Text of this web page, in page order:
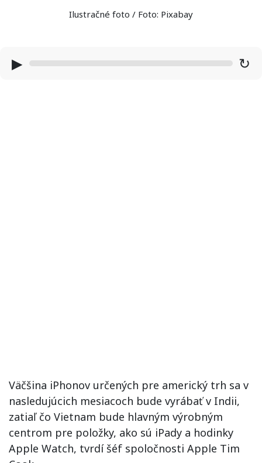
Ilustračné foto / Foto: Pixabay
▶ ↻
Väčšina iPhonov určených pre americký trh sa v
nasledujúcich mesiacoch bude vyrábať v Indii,
zatiaľ čo Vietnam bude hlavným výrobným
centrom pre položky, ako sú iPady a hodinky
Apple Watch, tvrdí šéf spoločnosti Apple Tim